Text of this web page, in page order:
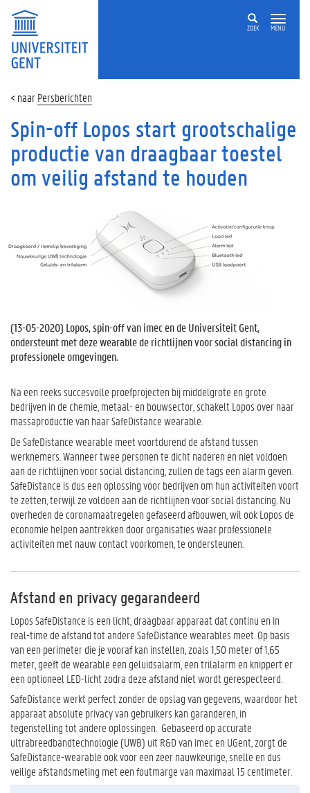
ZOEK MENU
Persberichten
Spin-off Lopos start grootschalige
productie van draagbaar toestel
om veilig afstand te houden
(13-05-2020) Lopos, spin-off van imec en de Universiteit Gent,
ondersteunt met deze wearable de richtlijnen voor social distancing in
professionele omgevingen.
Na een reeks succesvolle proefprojecten bij middelgrote en grote
bedrijven in de chemie, metaal- en bouwsector, schakelt Lopos over naar
massaproductie van haar SafeDistance wearable.
De SafeDistance wearable meet voortdurend de afstand tussen
werknemers. Wanneer twee personen te dicht naderen en niet voldoen
aan de richtlijnen voor social distancing, zullen de tags een alarm geven.
SafeDistance is dus een oplossing voor bedrijven om hun activiteiten voort
te zetten, terwijl ze voldoen aan de richtlijnen voor social distancing. Nu
overheden de coronamaatregelen gefaseerd afbouwen, wil ook Lopos de
economie helpen aantrekken door organisaties waar professionele
activiteiten met nauw contact voorkomen, te ondersteunen.
Afstand en privacy gegarandeerd
Lopos SafeDistance is een licht, draagbaar apparaat dat continu en in
real-time de afstand tot andere SafeDistance wearables meet. Op basis
van een perimeter die je vooraf kan instellen, zoals 1,50 meter of 1,65
meter, geeft de wearable een geluidsalarm, een trilalarm en knippert er
een optioneel LED-licht zodra deze afstand niet wordt gerespecteerd.
SafeDistance werkt perfect zonder de opslag van gegevens, waardoor het
apparaat absolute privacy van gebruikers kan garanderen, in
tegenstelling tot andere oplossingen. Gebaseerd op accurate
ultrabreedbandtechnologie (UWB) uit R&D van imec en UGent, zorgt de
SafeDistance-wearable ook voor een zeer nauwkeurige, snelle en dus
veilige afstandsmeting met een foutmarge van maximaal 15 centimeter.